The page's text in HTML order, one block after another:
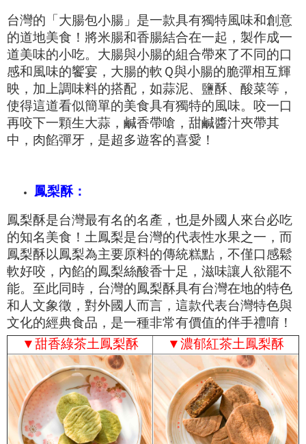
台灣的「大腸包小腸」是一款具有獨特風味和創意
的道地美食！將米腸和香腸結合在一起，製作成一
道美味的小吃。大腸與小腸的組合帶來了不同的口
感和風味的饗宴，大腸的軟Ｑ與小腸的脆彈相互輝
映，加上調味料的搭配，如蒜泥、鹽酥、酸菜等，
使得這道看似簡單的美食具有獨特的風味。咬一口
再咬下一顆生大蒜，鹹香帶嗆，甜鹹醬汁夾帶其
中 ，肉餡彈牙，是超多遊客的喜愛！
鳳梨酥：
鳳梨酥是台灣最有名的名產，也是外國人來台必吃
的知名美食！土鳳梨是台灣的代表性水果之一，而
鳳梨酥以鳳梨為主要原料的傳統糕點，不僅口感鬆
軟好咬，內餡的鳳梨絲酸香十足，滋味讓人欲罷不
能。至此同時，台灣的鳳梨酥具有台灣在地的特色
和人文象徵，對外國人而言，這款代表台灣特色與
文化的經典食品，是一種非常有價值的伴手禮唷！
▼甜香綠茶土鳳梨酥 ▼濃郁紅茶土鳳梨酥